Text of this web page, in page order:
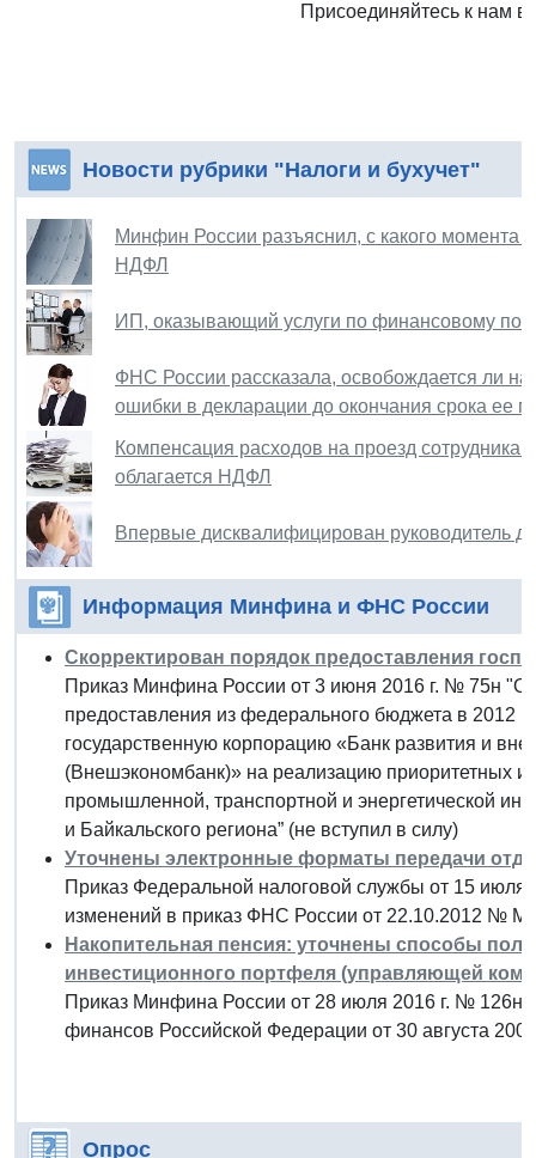
Присоединяйтесь к нам в:
Новости рубрики "Налоги и бухучет"
Минфин России разъяснил, с какого момента
НДФЛ
ИП, оказывающий услуги по финансовому
ФНС России рассказала, освобождается ли
ошибки в декларации до окончания срока ее
Компенсация расходов на проезд
облагается НДФЛ
Впервые дисквалифицирован руководитель
Информация Минфина и ФНС России
Скорректирован порядок предоставления
Приказ Минфина России от 3 июня 2016 г. № 75н "О
предоставления из федерального бюджета в 2012
государственную корпорацию «Банк развития и
(Внешэкономбанк)» на реализацию приоритетных
промышленной, транспортной и энергетической
и Байкальского региона” (не вступил в силу)
Уточнены электронные форматы передачи
Приказ Федеральной налоговой службы от 15
изменений в приказ ФНС России от 22.10.2012 №
Накопительная пенсия: уточнены способы
инвестиционного портфеля (управляющей
Приказ Минфина России от 28 июля 2016 г. № 126н
финансов Российской Федерации от 30 августа
Опрос